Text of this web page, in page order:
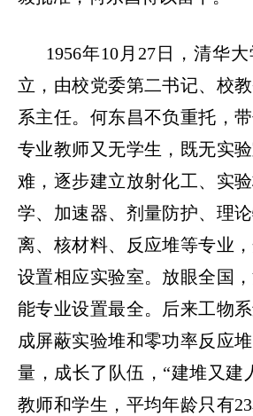
1956年10 月 27 日，清华
立，由校党委第二书记、校
系主任。何东昌不负重托，
专业教师又无学生，既无实
难，逐步建立放射化工、实
学、加速器、剂量防护、理
离、核材料、反应堆等专业
设置相应实验室。放眼全国
能专业设置最全。后来工物
成屏蔽实验堆和零功率反应
量，成长了队伍， “建堆又建
教师和学生，平均年龄只有23